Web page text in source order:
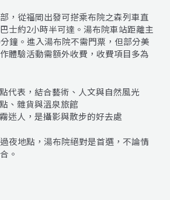
，從福岡出發可搭乘布院之森列車直
士約2小時半可達。湯布院車站距離主
鐘。進入湯布院不需門票，但部分美
體驗活動需額外收費，收費項目多為
代表，結合藝術、人文與自然風光
、雜貨與溫泉旅館
迷人，是攝影與散步的好去處
夜地點，湯布院絕對是首選，不論情
。